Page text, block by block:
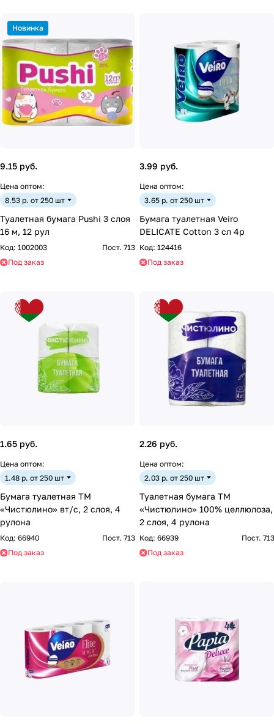
Новинка
9.15 руб.
Цена оптом:
8.53 р. от 250 шт
Туалетная бумага Pushi 3 слоя
16 м, 12 рул
Код: 1002003
Пост. 713
Под заказ
3.99 руб.
Цена оптом:
3.65 р. от 250 шт
Бумага туалетная Veiro
DELICATE Cotton 3 сл 4р
Код: 124416
Под заказ
1.65 руб.
Цена оптом:
1.48 р. от 250 шт
Бумага туалетная ТМ
«Чистюлино» вт/с, 2 слоя, 4
рулона
Код: 66940
Пост. 713
Под заказ
2.26 руб.
Цена оптом:
2.03 р. от 250 шт
Туалетная бумага ТМ
«Чистюлино» 100% целлюлоза,
2 слоя, 4 рулона
Код: 66939
Пост. 713
Под заказ